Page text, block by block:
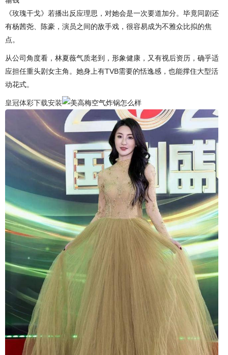
《玫瑰干戈》若播出反应理思，对她会是一次要道加分。毕竟同剧还
有杨茜尧、陈豪，演员之间的敌手戏，很容易成为不雅众比拟的焦
点。
从公司角度看，林夏薇气质老到，形象健康，又有视后资历，确乎适
应担任重头剧女主角。她身上有TVB需要的恬逸感，也能撑住大型活
动花式。
皇冠体彩下载安装